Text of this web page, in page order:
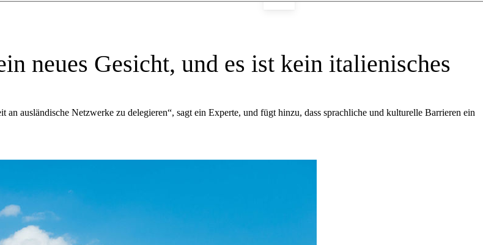
neues Gesicht, und es ist kein italienisches
ausländische Netzwerke zu delegieren“, sagt ein Experte, und fügt hinzu, dass sprachliche und kulturelle Barrieren ein